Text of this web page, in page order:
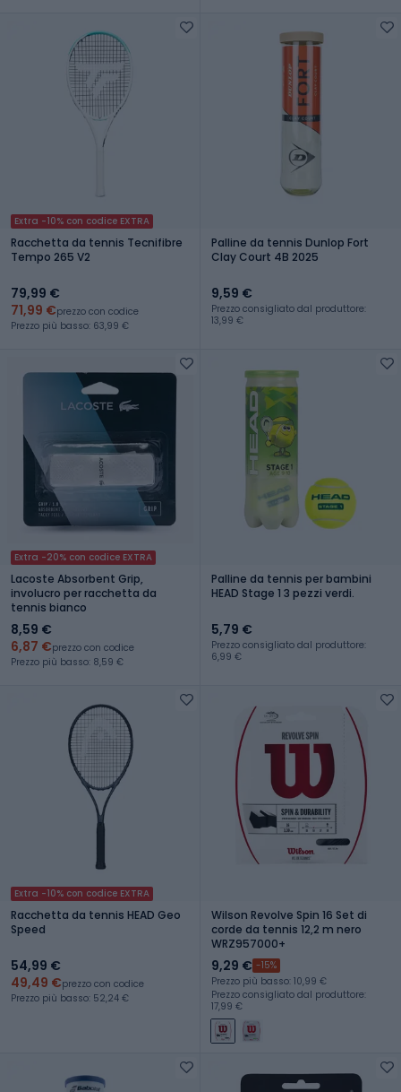
Extra -10% con codice EXTRA
Racchetta da tennis Tecnifibre
Tempo 265 V2
79,99 €
71,99 €prezzo con codice
Prezzo più basso: 63,99 €
Palline da tennis Dunlop Fort
Clay Court 4B 2025
9,59 €
Prezzo consigliato dal produttore:
13,99 €
Extra -20% con codice EXTRA
Lacoste Absorbent Grip,
involucro per racchetta da
tennis bianco
8,59 €
6,87 €prezzo con codice
Prezzo più basso: 8,59 €
Palline da tennis per bambini
HEAD Stage 1 3 pezzi verdi.
5,79 €
Prezzo consigliato dal produttore:
6,99 €
Extra -10% con codice EXTRA
Racchetta da tennis HEAD Geo
Speed
54,99 €
49,49 €prezzo con codice
Prezzo più basso: 52,24 €
Wilson Revolve Spin 16 Set di
corde da tennis 12,2 m nero
WRZ957000+
9,29 € -15%
Prezzo più basso: 10,99 €
Prezzo consigliato dal produttore:
17,99 €